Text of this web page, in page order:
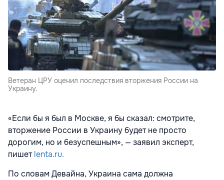
Ветеран ЦРУ оценил последствия вторжения России на
Украину.
«Если бы я был в Москве, я бы сказал: смотрите,
вторжение России в Украину будет не просто
дорогим, но и безуспешным», — заявил эксперт,
пишетlenta.ru.
По словам Девайна, Украина сама должна